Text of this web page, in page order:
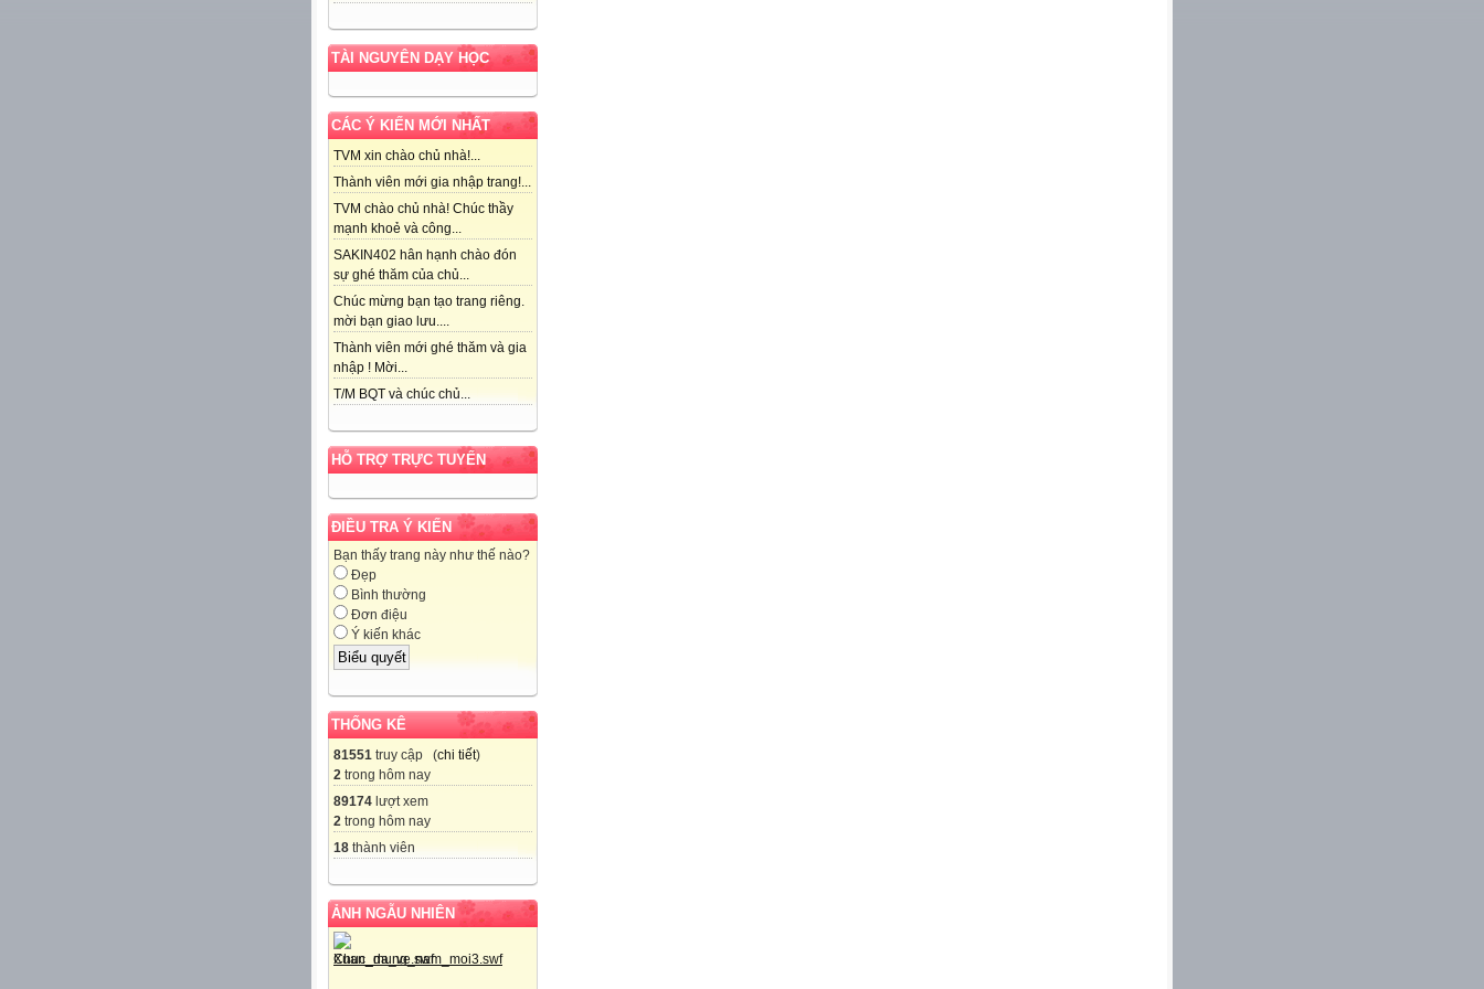
TÀI NGUYÊN DẠY HỌC
CÁC Ý KIẾN MỚI NHẤT
TVM xin chào chủ nhà!...
Thành viên mới gia nhập trang!...
TVM chào chủ nhà! Chúc thầy
mạnh khoẻ và công...
SAKIN402 hân hạnh chào đón
sự ghé thăm của chủ...
Chúc mừng bạn tạo trang riêng.
mời bạn giao lưu....
Thành viên mới ghé thăm và gia
nhập ! Mời...
T/M BQT và chúc chủ...
HỖ TRỢ TRỰC TUYẾN
ĐIỀU TRA Ý KIẾN
Bạn thấy trang này như thế nào?
Đẹp
Bình thường
Đơn điệu
Ý kiến khác
THỐNG KÊ
81551 truy cập (chi tiết)
2 trong hôm nay
89174 lượt xem
2 trong hôm nay
18 thành viên
ẢNH NGẪU NHIÊN